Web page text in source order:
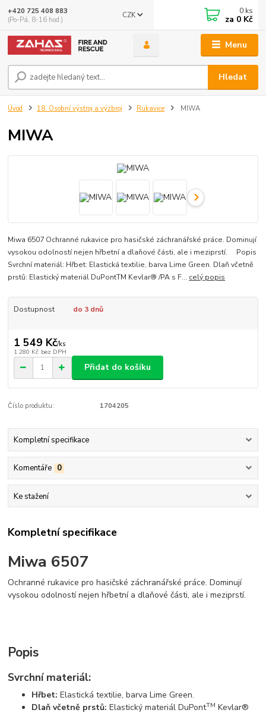
Menu
CZK
Hledat
+420 725 408 883
(Po-Pá, 8-16 hod.)
0 ks
za 0 Kč
Úvod 18. Osobní výstroj a výzbroj Rukavice MIWA
MIWA
Miwa 6507 Ochranné rukavice pro hasičské záchranářské práce. Dominují
vysokou odolností nejen hřbetní a dlaňové části, ale i meziprstí. Popis
Svrchní materiál: Hřbet: Elastická textilie, barva Lime Green. Dlaň včetně
prstů: Elastický materiál DuPontTM Kevlar® /PA s F... celý popis
Dostupnost do 3 dnů
1 549 Kč/ks
1 280 Kč bez DPH
Přidat do košíku
Číslo produktu: 1704205
Kompletní specifikace
Komentáře 0
Ke stažení
Kompletní specifikace
Miwa 6507
Ochranné rukavice pro hasičské záchranářské práce. Dominují
vysokou odolností nejen hřbetní a dlaňové části, ale i meziprstí.
Popis
Svrchní materiál:
Hřbet: Elastická textilie, barva Lime Green.
Dlaň včetně prstů: Elastický materiál DuPontTM Kevlar®